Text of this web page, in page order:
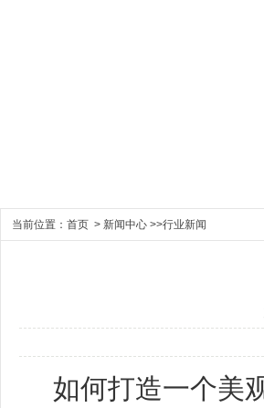
当前位置： 首页 > 新闻中心 >>行业新闻
如何打造一个美